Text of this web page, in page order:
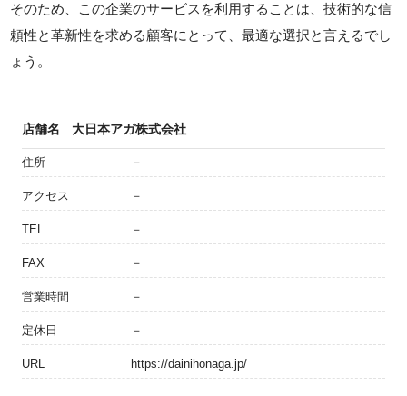
そのため、この企業のサービスを利用することは、技術的な信
頼性と革新性を求める顧客にとって、最適な選択と言えるでし
ょう。
店舗名 大日本アガ株式会社
住所 －
アクセス －
TEL －
FAX －
営業時間 －
定休日 －
URL https://dainihonaga.jp/